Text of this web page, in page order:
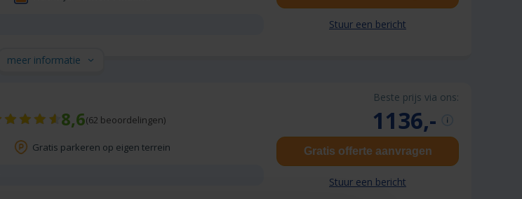
Stuur een bericht
meer informatie
Beste prijs via ons:
1136,-
8,6(62 beoordelingen)
Gratis parkeren op eigen terrein Gratis offerte aanvragen
Stuur een bericht